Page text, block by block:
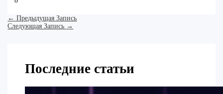
← Предыдущая Запись
Следующая Запись →
Последние статьи